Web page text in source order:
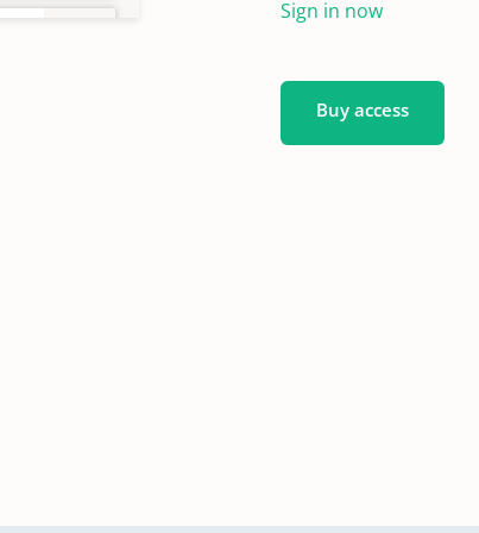
Sign in now
Buy access